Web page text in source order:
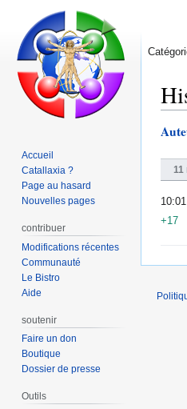
Aller
Aller
11
10:01
+17
Accueil
Catallaxia ?
Page au hasard
Nouvelles pages
contribuer
Modifications récentes
Communauté
Le Bistro
Aide
soutenir
Faire un don
Boutique
Dossier de presse
Outils